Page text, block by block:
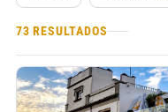
73 RESULTADOS